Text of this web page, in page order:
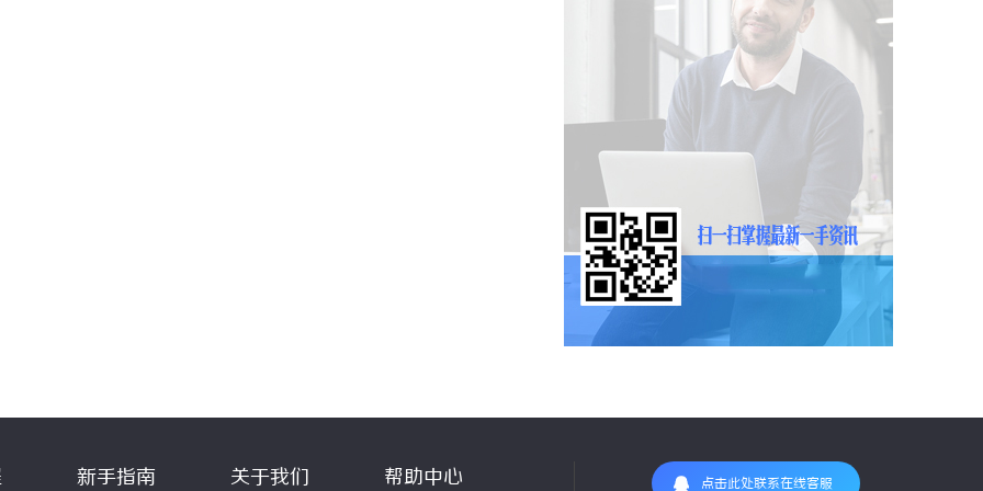
新手指南 关于我们 帮助中心 点击此处联系在线客服